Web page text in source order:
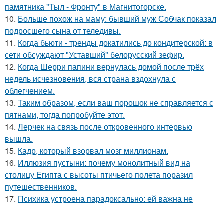
памятника "Тыл - Фронту" в Магнитогорске.
10. Больше похож на маму: бывший муж Собчак показал
подросшего сына от теледивы.
11. Когда бьюти - тренды докатились до кондитерской: в
сети обсуждают "Уставший" белорусский зефир.
12. Когда Шерри папини вернулась домой после трёх
недель исчезновения, вся страна вздохнула с
облегчением.
13. Таким образом, если ваш порошок не справляется с
пятнами, тогда попробуйте этот.
14. Лерчек на связь после откровенного интервью
вышла.
15. Кадр, который взорвал мозг миллионам.
16. Иллюзия пустыни: почему монолитный вид на
столицу Египта с высоты птичьего полета поразил
путешественников.
17. Психика устроена парадоксально: ей важна не